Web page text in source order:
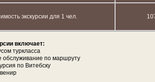
экскурсии для 1 чел.
вклю­ча­ет:
турк­лас­са
об­слу­жи­ва­ние по марш­ру­ту
по Ви­теб­ску